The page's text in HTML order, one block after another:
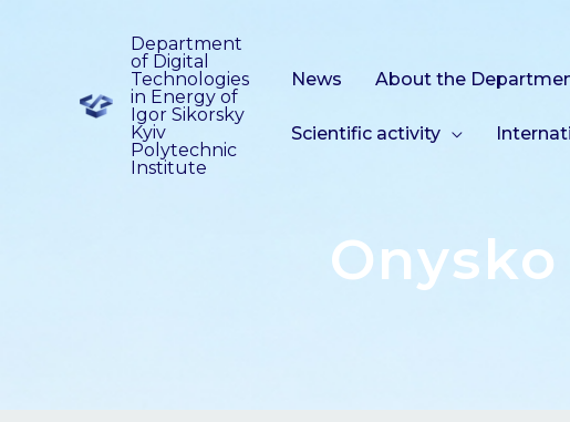
Department
of Digital
Technologies
in Energy of
Igor Sikorsky
Kyiv
Polytechnic
Institute
News About the
Scientific activity